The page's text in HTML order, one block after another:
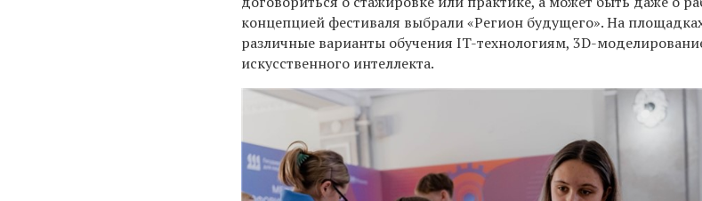
концепцией фестиваля выбрали «Регион будущего». На
различные варианты обучения IT-технологиям, 3D-
искусственного интеллекта.